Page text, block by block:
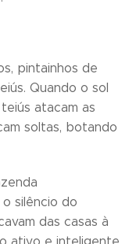
pintainhos de
Quando o sol
atacam as
soltas, botando
silêncio do
das casas à